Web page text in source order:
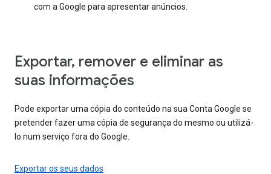
com a Google para apresentar anúncios.
Exportar, remover e eliminar as
suas informações
Pode exportar uma cópia do conteúdo na sua Conta Google se
pretender fazer uma cópia de segurança do mesmo ou utilizá-
lo num serviço fora do Google.
Exportar os seus dados